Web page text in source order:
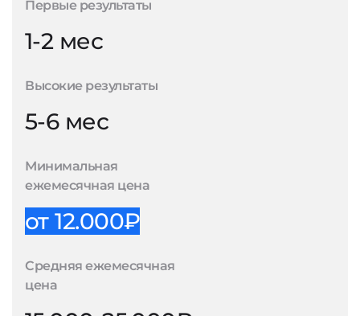
Первые результаты
1-2 мес
Высокие результаты
5-6 мес
Минимальная
ежемесячная цена
от 12.000₽
Средняя ежемесячная
цена